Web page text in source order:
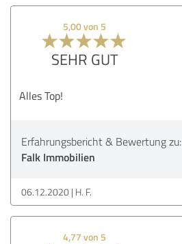
5,00 von 5
SEHR GUT
Alles Top!
Erfahrungsbericht & Bewertung zu:
Falk Immobilien
06.12.2020 H. F.
4,77 von 5